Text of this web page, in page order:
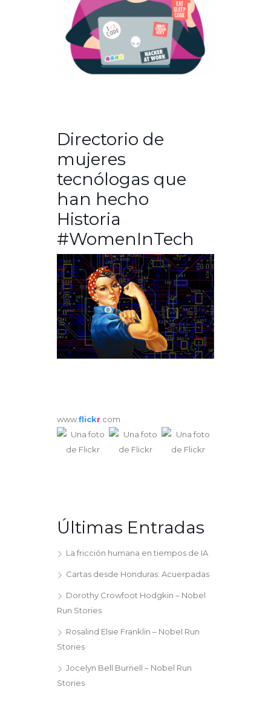
Directorio de
mujeres
tecnólogas que
han hecho
Historia
#WomenInTech
www.flickr.com
Últimas Entradas
La fricción humana en tiempos de IA
Cartas desde Honduras: Acuerpadas
Dorothy Crowfoot Hodgkin – Nobel
Run Stories
Rosalind Elsie Franklin – Nobel Run
Stories
Jocelyn Bell Burnell – Nobel Run
Stories